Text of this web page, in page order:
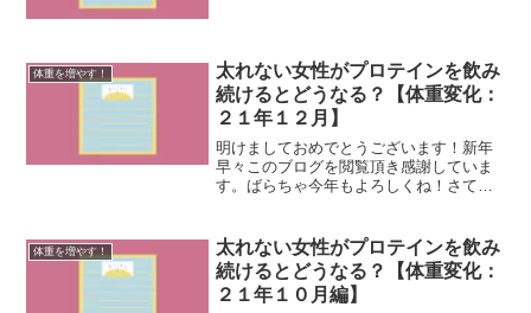
んなに長い間４０ｋｇ台を...
体重を増やす！
太れない女性がプロテインを飲み
続けるとどうなる？【体重変化：
２１年１２月】
明けましておめでとうございます！新年
早々このブログを閲覧頂き感謝していま
す。ばらちゃ今年もよろしくね！さて、
のです！プロテインを飲み始めた頃に一
度だけ見ることが出来てい...
体重を増やす！
太れない女性がプロテインを飲み
続けるとどうなる？【体重変化：
２１年１０月編】